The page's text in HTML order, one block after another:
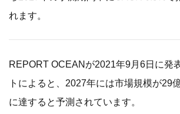
れます。
REPORT OCEANが2021年9月6日に発
トによると、2027年には市場規模が29
に達すると予測されています。